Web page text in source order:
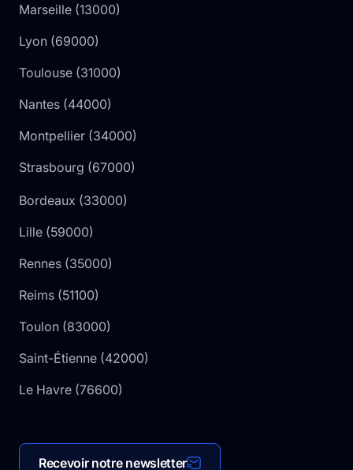
Marseille (13000)
Lyon (69000)
Toulouse (31000)
Nantes (44000)
Montpellier (34000)
Strasbourg (67000)
Bordeaux (33000)
Lille (59000)
Rennes (35000)
Reims (51100)
Toulon (83000)
Saint-Étienne (42000)
Le Havre (76600)
Recevoir notre newsletter